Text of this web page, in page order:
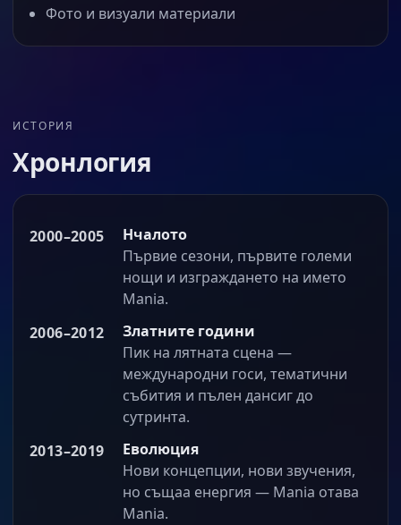
Фото и визуали материали
ИСТОРИЯ
Хронлогия
2000–2005
Нчалото
Първие сезони, първите големи
нощи и изграждането на името
Mania.
2006–2012
Златните години
Пик на лятната сцена —
международни госи, тематични
събития и пълен дансиг до
сутринта.
2013–2019
Еволюция
Нови концепции, нови звучения,
но същаа енергия — Mania отава
Mania.